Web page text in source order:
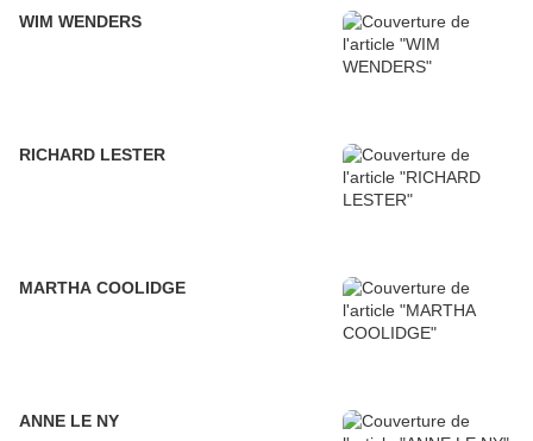
WIM WENDERS
RICHARD LESTER
MARTHA COOLIDGE
ANNE LE NY